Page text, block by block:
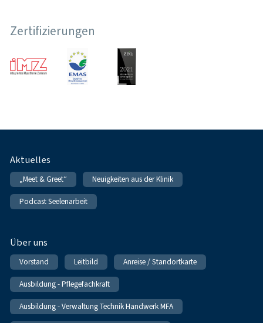
Zertifizierungen
Fußnavigation
Aktuelles
„Meet & Greet“ Neuigkeiten aus der Klinik
Podcast Seelenarbeit
Über uns
Vorstand Leitbild Anreise / Standortkarte
Ausbildung - Pflegefachkraft
Ausbildung - Verwaltung Technik Handwerk MFA